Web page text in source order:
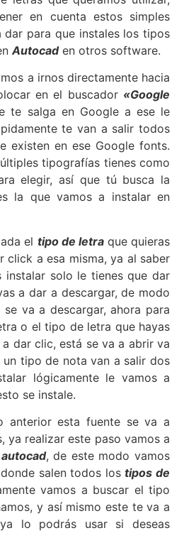
en cuenta estos simples
dar para que instales los tipos
Autocaden otros software.
a irnos directamente hacia
en el buscador «Google
te salga en Google a ese le
te van a salir todos
existen en ese Google fonts.
tipografías tienes como
elegir, así que tú busca la
la que vamos a instalar en
el tipo de letraque quieras
click a esa misma, ya al saber
instalar solo le tienes que dar
a dar a descargar, de modo
va a descargar, ahora para
o el tipo de letra que hayas
dar clic, está se va a abrir va
un tipo de nota van a salir dos
lógicamente le vamos a
se instale.
anterior esta fuente se va a
ya realizar este paso vamos a
autocad, de este modo vamos
donde salen todos lostipos de
vamos a buscar el tipo
y así mismo este te va a
lo podrás usar si deseas